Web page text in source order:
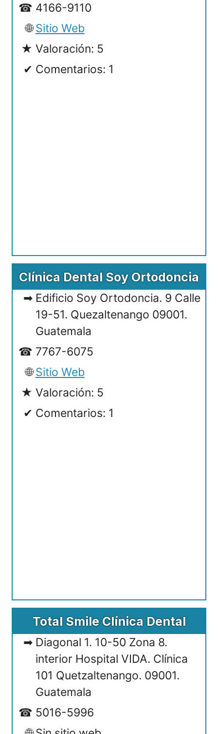
4166-9110
Sitio Web
Valoración: 5
Comentarios: 1
Clínica Dental Soy Ortodoncia
Edificio Soy Ortodoncia. 9 Calle
19-51. Quezaltenango 09001.
Guatemala
7767-6075
Sitio Web
Valoración: 5
Comentarios: 1
Total Smile Clínica Dental
Diagonal 1. 10-50 Zona 8.
interior Hospital VIDA. Clínica
101 Quetzaltenango. 09001.
Guatemala
5016-5996